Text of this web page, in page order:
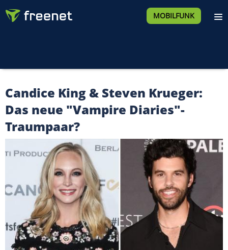
MOBILFUNK
Candice King & Steven Krueger:
Das neue "Vampire Diaries"-
Traumpaar?